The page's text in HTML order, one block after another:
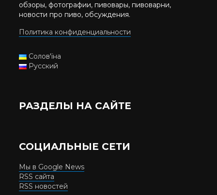
обзоры, фотографии, пивовары, пивоварни,
новости про пиво, обсуждения.
Политика конфиденциальности
Солов'їна
Русский
РАЗДЕЛЫ НА САЙТЕ
СОЦИАЛЬНЫЕ СЕТИ
Мы в Google News
RSS сайта
RSS новостей